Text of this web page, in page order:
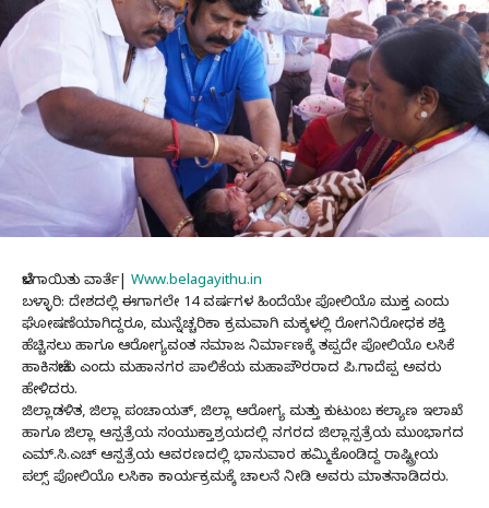
ಬೆಳಗಾಯಿತು ವಾರ್ತೆ| Www.belagayithu.in
ಬಳ್ಳಾರಿ: ದೇಶದಲ್ಲಿ ಈಗಾಗಲೇ 14 ವರ್ಷಗಳ ಹಿಂದೆಯೇ ಪೋಲಿಯೊ ಮುಕ್ತ ಎಂದು
ಘೋಷಣೆಯಾಗಿದ್ದರೂ, ಮುನ್ನೆಚ್ಚರಿಕಾ ಕ್ರಮವಾಗಿ ಮಕ್ಕಳಲ್ಲಿ ರೋಗನಿರೋಧಕ ಶಕ್ತಿ
ಹೆಚ್ಚಿಸಲು ಹಾಗೂ ಆರೋಗ್ಯವಂತ ಸಮಾಜ ನಿರ್ಮಾಣಕ್ಕೆ ತಪ್ಪದೇ ಪೋಲಿಯೊ ಲಸಿಕೆ
ಹಾಕಿಸಬೇಕು ಎಂದು ಮಹಾನಗರ ಪಾಲಿಕೆಯ ಮಹಾಪೌರರಾದ ಪಿ.ಗಾದೆಪ್ಪ ಅವರು
ಹೇಳಿದರು.
ಜಿಲ್ಲಾಡಳಿತ, ಜಿಲ್ಲಾ ಪಂಚಾಯತ್, ಜಿಲ್ಲಾ ಆರೋಗ್ಯ ಮತ್ತು ಕುಟುಂಬ ಕಲ್ಯಾಣ ಇಲಾಖೆ
ಹಾಗೂ ಜಿಲ್ಲಾ ಆಸ್ಪತ್ರೆಯ ಸಂಯುಕ್ತಾಶ್ರಯದಲ್ಲಿ ನಗರದ ಜಿಲ್ಲಾಸ್ಪತ್ರೆಯ ಮುಂಭಾಗದ
ಎಮ್.ಸಿ.ಎಚ್ ಆಸ್ಪತ್ರೆಯ ಆವರಣದಲ್ಲಿ ಭಾನುವಾರ ಹಮ್ಮಿಕೊಂಡಿದ್ದ ರಾಷ್ಟ್ರೀಯ
ಪಲ್ಸ್ ಪೋಲಿಯೊ ಲಸಿಕಾ ಕಾರ್ಯಕ್ರಮಕ್ಕೆ ಚಾಲನೆ ನೀಡಿ ಅವರು ಮಾತನಾಡಿದರು.